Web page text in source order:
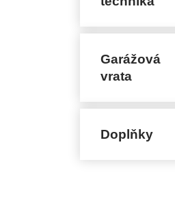
Garážová
vrata
Doplňky